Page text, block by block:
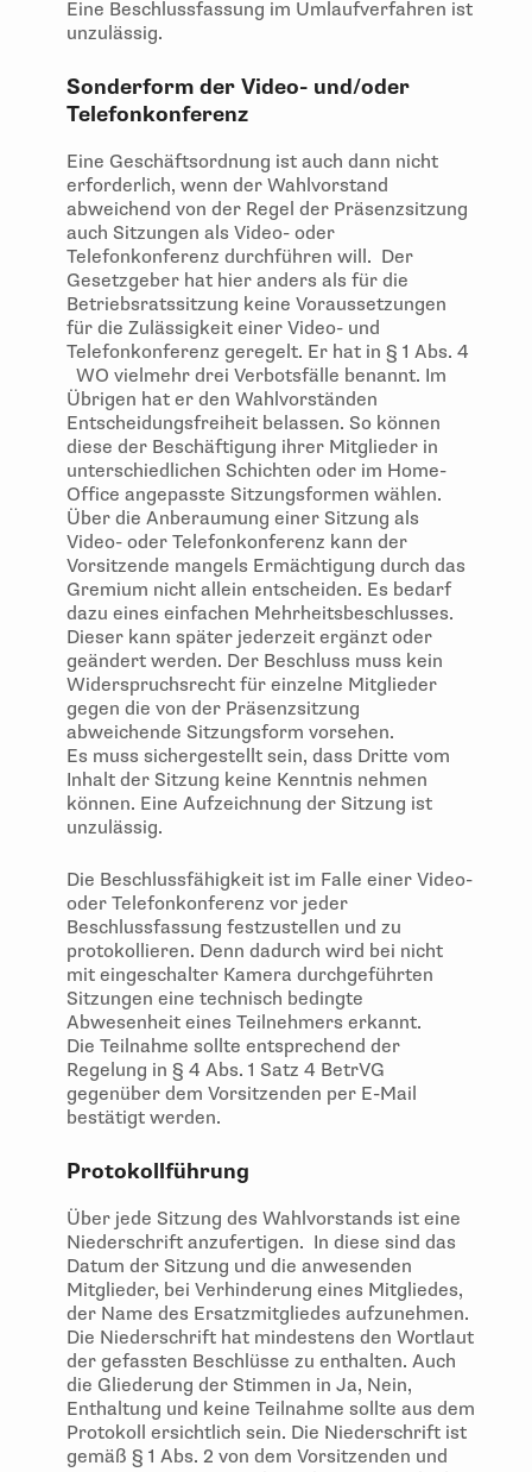
Eine Beschlussfassung im Umlaufverfahren ist
unzulässig.
Sonderform der Video- und/oder
Telefonkonferenz
Eine Geschäftsordnung ist auch dann nicht
erforderlich, wenn der Wahlvorstand
abweichend von der Regel der Präsenzsitzung
auch Sitzungen als Video- oder
Telefonkonferenz durchführen will. Der
Gesetzgeber hat hier anders als für die
Betriebsratssitzung keine Voraussetzungen
für die Zulässigkeit einer Video- und
Telefonkonferenz geregelt. Er hat in § 1 Abs. 4
WO vielmehr drei Verbotsfälle benannt. Im
Übrigen hat er den Wahlvorständen
Entscheidungsfreiheit belassen. So können
diese der Beschäftigung ihrer Mitglieder in
unterschiedlichen Schichten oder im Home-
Office angepasste Sitzungsformen wählen.
Über die Anberaumung einer Sitzung als
Video- oder Telefonkonferenz kann der
Vorsitzende mangels Ermächtigung durch das
Gremium nicht allein entscheiden. Es bedarf
dazu eines einfachen Mehrheitsbeschlusses.
Dieser kann später jederzeit ergänzt oder
geändert werden. Der Beschluss muss kein
Widerspruchsrecht für einzelne Mitglieder
gegen die von der Präsenzsitzung
abweichende Sitzungsform vorsehen.
Es muss sichergestellt sein, dass Dritte vom
Inhalt der Sitzung keine Kenntnis nehmen
können. Eine Aufzeichnung der Sitzung ist
unzulässig.
Die Beschlussfähigkeit ist im Falle einer Video-
oder Telefonkonferenz vor jeder
Beschlussfassung festzustellen und zu
protokollieren. Denn dadurch wird bei nicht
mit eingeschalter Kamera durchgeführten
Sitzungen eine technisch bedingte
Abwesenheit eines Teilnehmers erkannt.
Die Teilnahme sollte entsprechend der
Regelung in § 4 Abs. 1 Satz 4 BetrVG
gegenüber dem Vorsitzenden per E-Mail
bestätigt werden.
Protokollführung
Über jede Sitzung des Wahlvorstands ist eine
Niederschrift anzufertigen. In diese sind das
Datum der Sitzung und die anwesenden
Mitglieder, bei Verhinderung eines Mitgliedes,
der Name des Ersatzmitgliedes aufzunehmen.
Die Niederschrift hat mindestens den Wortlaut
der gefassten Beschlüsse zu enthalten. Auch
die Gliederung der Stimmen in Ja, Nein,
Enthaltung und keine Teilnahme sollte aus dem
Protokoll ersichtlich sein. Die Niederschrift ist
gemäß § 1 Abs. 2 von dem Vorsitzenden und